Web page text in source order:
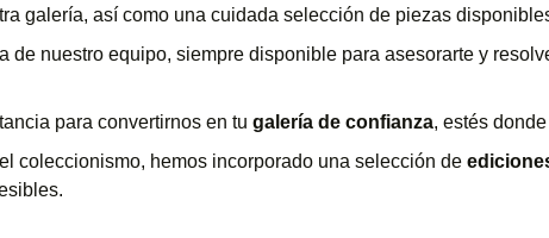
galería, así como una cuidada selección de piezas
nuestro equipo, siempre disponible para asesorarte y
para convertirnos en tu galería de confianza, estés
coleccionismo, hemos incorporado una selección de